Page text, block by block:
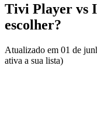
Tivi Player vs
escolher?
Atualizado em 01 de
ativa a sua lista)